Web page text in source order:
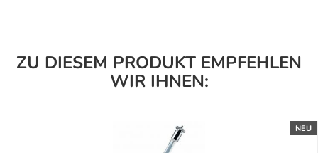
ZU DIESEM PRODUKT EMPFEHLEN
WIR IHNEN:
NEU